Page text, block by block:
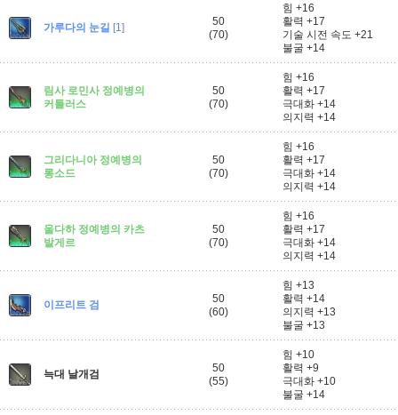
가루다의 눈길 [1]
50
(70)
힘 +16
활력 +17
기술 시전 속도 +21
불굴 +14
림사 로민사 정예병의
커틀러스
50
(70)
힘 +16
활력 +17
극대화 +14
의지력 +14
그리다니아 정예병의
롱소드
50
(70)
힘 +16
활력 +17
극대화 +14
의지력 +14
울다하 정예병의 카츠
발게르
50
(70)
힘 +16
활력 +17
극대화 +14
의지력 +14
이프리트 검
50
(60)
힘 +13
활력 +14
의지력 +13
불굴 +13
늑대 날개검
50
(55)
힘 +10
활력 +9
극대화 +10
불굴 +14